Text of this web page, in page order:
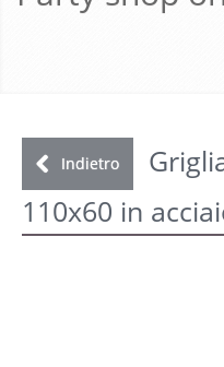
GALLERY
Indietro
110x60 in